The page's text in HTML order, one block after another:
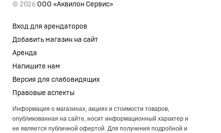
© 2026 ООО «Аквилон Сервис»
Вход для арендаторов
Добавить магазин на сайт
Аренда
Напишите нам
Версия для слабовидящих
Правовые аспекты
Информация о магазинах, акциях и стоимости товаров,
опубликованная на сайте, носит информационный характер и
не является публичной офертой. Для получения подробной и